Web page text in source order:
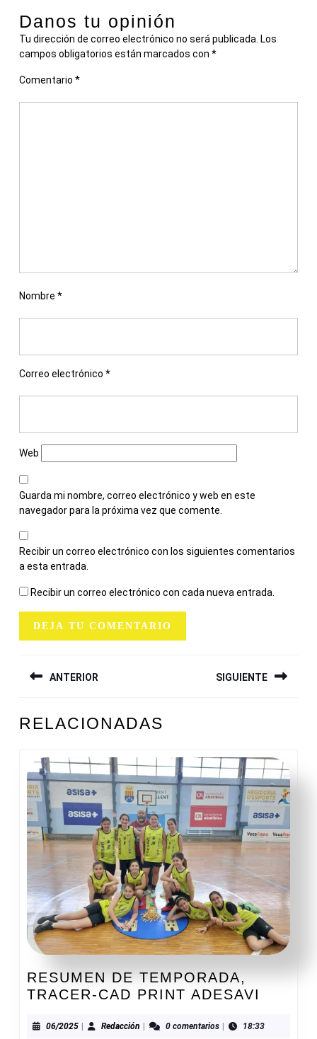
Danos tu opinión
Tu dirección de correo electrónico no será publicada. Los
campos obligatorios están marcados con *
Comentario *
Nombre *
Correo electrónico *
Web
Guarda mi nombre, correo electrónico y web en este
navegador para la próxima vez que comente.
Recibir un correo electrónico con los siguientes comentarios
a esta entrada.
Recibir un correo electrónico con cada nueva entrada.
DE
ANTERIOR
anterior:
SIGUIENTE
entrada:
RELACIONADAS
RESUMEN DE TEMPORADA,
TRACER-CAD PRINT ADESAVI
06/202506/2025Redacción Redacción0 comentarios 18:33